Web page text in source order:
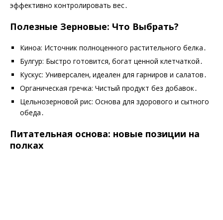
эффективно контролировать вес․
Полезные Зерновые: Что Выбрать?
Киноа: Источник полноценного растительного белка․
Булгур: Быстро готовится‚ богат ценной клетчаткой․
Кускус: Универсален‚ идеален для гарниров и салатов․
Органическая гречка: Чистый продукт без добавок․
Цельнозерновой рис: Основа для здорового и сытного
обеда․
Питательная основа: новые позиции на
полках